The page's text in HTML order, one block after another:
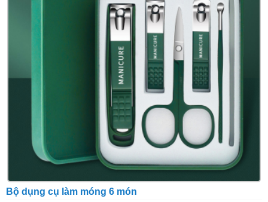
Bộ dụng cụ làm móng 6 món